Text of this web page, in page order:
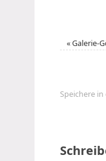
«Galerie-
Speichere